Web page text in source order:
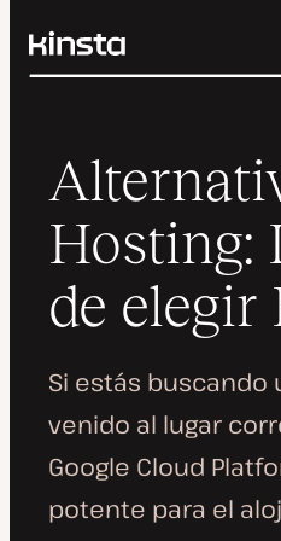
Kinsta®
Precios
Recursos
Contacto
Buscar
Hosting:
de elegir
Si estás buscando
venido al lugar
Google Cloud
potente para el